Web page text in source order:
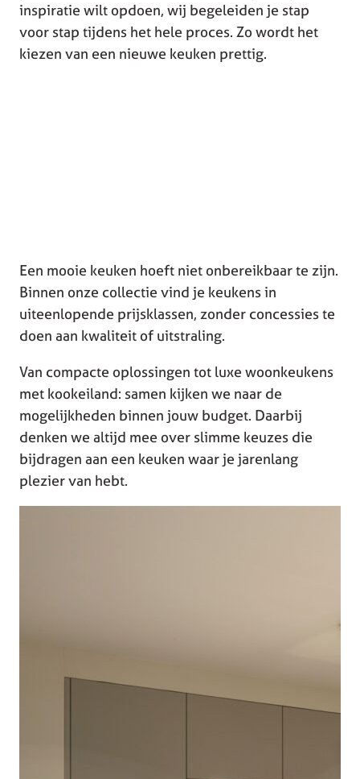
inspiratie wilt opdoen, wij begeleiden je stap
voor stap tijdens het hele proces. Zo wordt het
kiezen van een nieuwe keuken prettig.
Een mooie keuken hoeft niet onbereikbaar te zijn.
Binnen onze collectie vind je keukens in
uiteenlopende prijsklassen, zonder concessies te
doen aan kwaliteit of uitstraling.
Van compacte oplossingen tot luxe woonkeukens
met kookeiland: samen kijken we naar de
mogelijkheden binnen jouw budget. Daarbij
denken we altijd mee over slimme keuzes die
bijdragen aan een keuken waar je jarenlang
plezier van hebt.